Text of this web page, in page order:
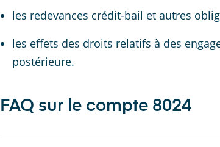
les redevances crédit-bail et autres
les effets des droits relatifs à des
postérieure.
FAQ sur le compte 8024